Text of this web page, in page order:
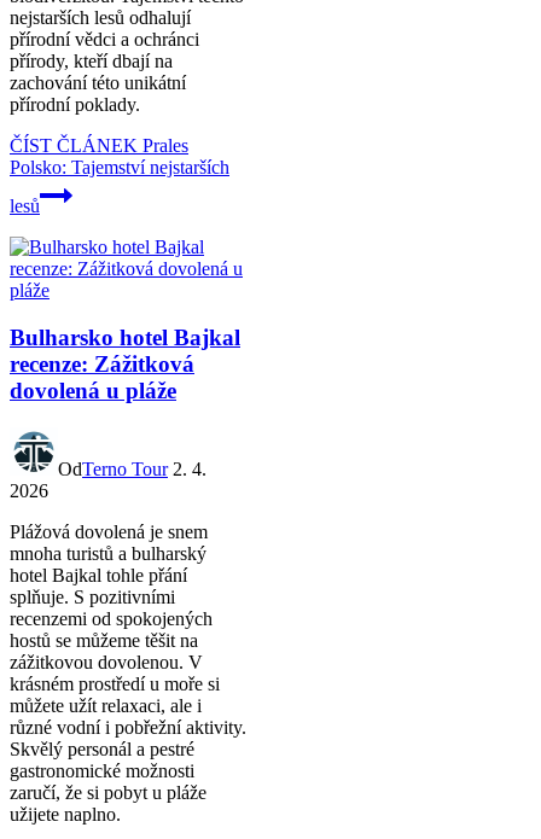
nejstarších lesů odhalují
přírodní vědci a ochránci
přírody, kteří dbají na
zachování této unikátní
přírodní poklady.
ČÍST ČLÁNEK Prales
Polsko: Tajemství nejstarších
lesů
Bulharsko hotel Bajkal
recenze: Zážitková
dovolená u pláže
OdTerno Tour 2. 4.
2026
Plážová dovolená je snem
mnoha turistů a bulharský
hotel Bajkal tohle přání
splňuje. S pozitivními
recenzemi od spokojených
hostů se můžeme těšit na
zážitkovou dovolenou. V
krásném prostředí u moře si
můžete užít relaxaci, ale i
různé vodní i pobřežní aktivity.
Skvělý personál a pestré
gastronomické možnosti
zaručí, že si pobyt u pláže
užijete naplno.